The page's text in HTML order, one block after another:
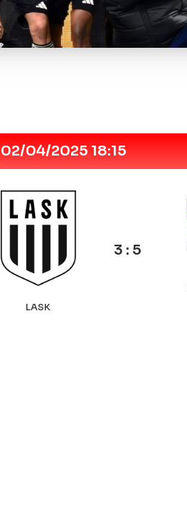
02/04/2025 18:15
LASK
3 : 5